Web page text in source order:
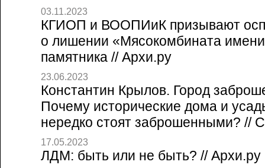
03.11.2023
КГИОП и ВООПИиК призывают
о лишении «Мясокомбината
памятника // Архи.ру
23.06.2023
Константин Крылов. Город
Почему исторические дома и
нередко стоят заброшенными? //
17.05.2023
ЛДМ: быть или не быть? // Архи.ру